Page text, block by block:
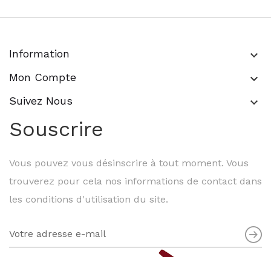
Information keyboard_arrow_down
Mon Compte keyboard_arrow_down
Suivez Nous keyboard_arrow_down
Souscrire
Vous pouvez vous désinscrire à tout moment. Vous
trouverez pour cela nos informations de contact dans
les conditions d'utilisation du site.